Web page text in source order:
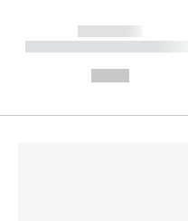
------------
----------- ----------- --------